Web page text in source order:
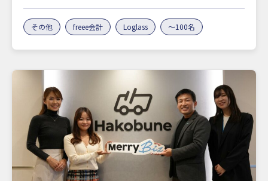
その他 freee会計 Loglass ～100名